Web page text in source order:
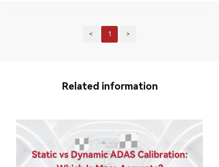
< 1 >
Related information